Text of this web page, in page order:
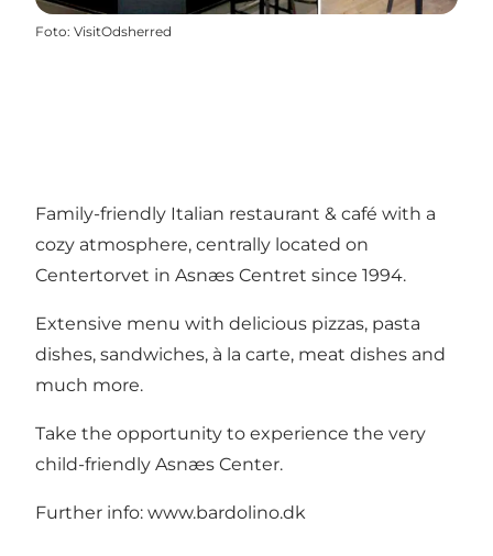
Foto: VisitOdsherred
Family-friendly Italian restaurant & café with a
cozy atmosphere, centrally located on
Centertorvet in Asnæs Centret since 1994.
Extensive menu with delicious pizzas, pasta
dishes, sandwiches, à la carte, meat dishes and
much more.
Take the opportunity to experience the very
child-friendly Asnæs Center.
Further info: www.bardolino.dk